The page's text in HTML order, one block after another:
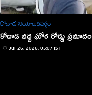
కోదాడ నియోజకవర్గం
కోదాడ వద్ద ఘోర రోడ్డు ప్రమాదం
Jul 26, 2026, 05:07 IST